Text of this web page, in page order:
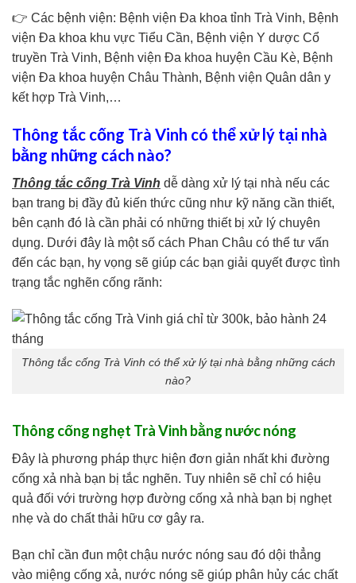
👉 Các bệnh viện: Bệnh viện Đa khoa tỉnh Trà Vinh, Bệnh
viện Đa khoa khu vực Tiểu Cần, Bệnh viện Y dược Cổ
truyền Trà Vinh, Bệnh viện Đa khoa huyện Cầu Kè, Bệnh
viện Đa khoa huyện Châu Thành, Bệnh viện Quân dân y
kết hợp Trà Vinh,…
Thông tắc cống Trà Vinh có thể xử lý tại nhà
bằng những cách nào?
Thông tắc cống Trà Vinh dễ dàng xử lý tại nhà nếu các
bạn trang bị đầy đủ kiến thức cũng như kỹ năng cần thiết,
bên cạnh đó là cần phải có những thiết bị xử lý chuyên
dụng. Dưới đây là một số cách Phan Châu có thể tư vấn
đến các bạn, hy vọng sẽ giúp các bạn giải quyết được tình
trạng tắc nghẽn cống rãnh:
Thông tắc cống Trà Vinh có thể xử lý tại nhà bằng những cách
nào?
Thông cống nghẹt Trà Vinh bằng nước nóng
Đây là phương pháp thực hiện đơn giản nhất khi đường
cống xả nhà bạn bị tắc nghẽn. Tuy nhiên sẽ chỉ có hiệu
quả đối với trường hợp đường cống xả nhà bạn bị nghẹt
nhẹ và do chất thải hữu cơ gây ra.
Bạn chỉ cần đun một chậu nước nóng sau đó dội thẳng
vào miệng cống xả, nước nóng sẽ giúp phân hủy các chất